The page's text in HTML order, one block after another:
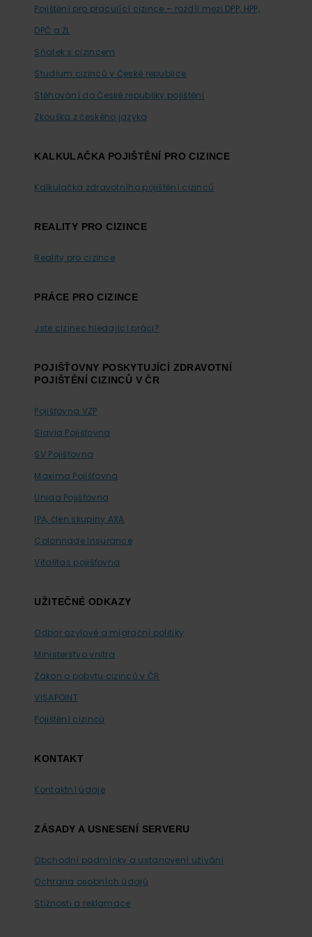
Pojištění pro pracující cizince – rozdíl mezi DPP, HPP,
DPČ a ŽL
Sňatek s cizincem
Studium cizinců v České republice
Stěhování do České republiky pojištění
Zkouška z českého jazyka
KALKULAČKA POJIŠTĚNÍ PRO CIZINCE
Kalkulačka zdravotního pojištění cizinců
REALITY PRO CIZINCE
Reality pro cizince
PRÁCE PRO CIZINCE
Jste cizinec hledající práci?
POJIŠŤOVNY POSKYTUJÍCÍ ZDRAVOTNÍ
POJIŠTĚNÍ CIZINCŮ V ČR
Pojišťovna VZP
Slavia Pojišťovna
SV Pojišťovna
Maxima Pojišťovna
Uniqa Pojišťovna
IPA, člen skupiny AXA
Colonnade Insurance
Vitalitas pojišťovna
UŽITEČNÉ ODKAZY
Odbor azylové a migrační politiky
Ministerstvo vnitra
Zákon o pobytu cizinců v ČR
VISAPOINT
Pojištění cizinců
KONTAKT
Kontaktní údaje
ZÁSADY A USNESENÍ SERVERU
Obchodní podmínky a ustanovení užívání
Ochrana osobních údajů
Stížnosti a reklamace